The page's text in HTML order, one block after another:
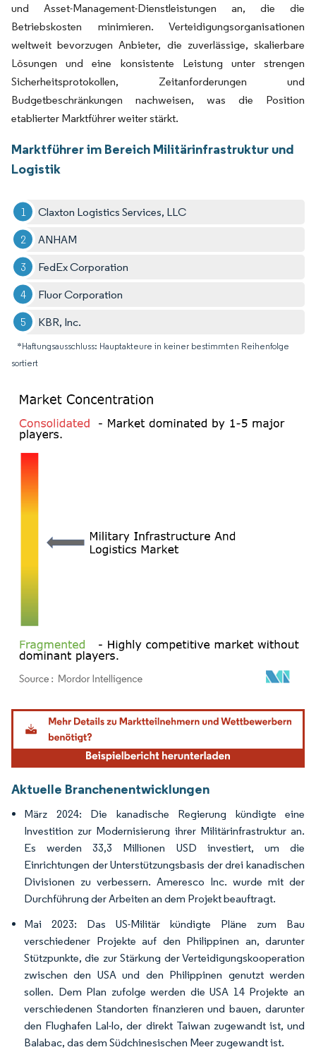
und Asset-Management-Dienstleistungen an, die die
Betriebskosten minimieren. Verteidigungsorganisationen
weltweit bevorzugen Anbieter, die zuverlässige, skalierbare
Lösungen und eine konsistente Leistung unter strengen
Sicherheitsprotokollen, Zeitanforderungen und
Budgetbeschränkungen nachweisen, was die Position
etablierter Marktführer weiter stärkt.
Marktführer im Bereich Militärinfrastruktur und
Logistik
Claxton Logistics Services, LLC
ANHAM
FedEx Corporation
Fluor Corporation
KBR, Inc.
*Haftungsausschluss: Hauptakteure in keiner bestimmten Reihenfolge
sortiert
Bild © Mordor Intelligence. Wiederverwendung erfordert Namensnennung gemäß
Aktuelle Branchenentwicklungen
März 2024: Die kanadische Regierung kündigte eine
Investition zur Modernisierung ihrer Militärinfrastruktur an.
Es werden 33,3 Millionen USD investiert, um die
Einrichtungen der Unterstützungsbasis der drei kanadischen
Divisionen zu verbessern. Ameresco Inc. wurde mit der
Durchführung der Arbeiten an dem Projekt beauftragt.
Mai 2023: Das US-Militär kündigte Pläne zum Bau
verschiedener Projekte auf den Philippinen an, darunter
Stützpunkte, die zur Stärkung der Verteidigungskooperation
zwischen den USA und den Philippinen genutzt werden
sollen. Dem Plan zufolge werden die USA 14 Projekte an
verschiedenen Standorten finanzieren und bauen, darunter
den Flughafen Lal-lo, der direkt Taiwan zugewandt ist, und
Balabac, das dem Südchinesischen Meer zugewandt ist.